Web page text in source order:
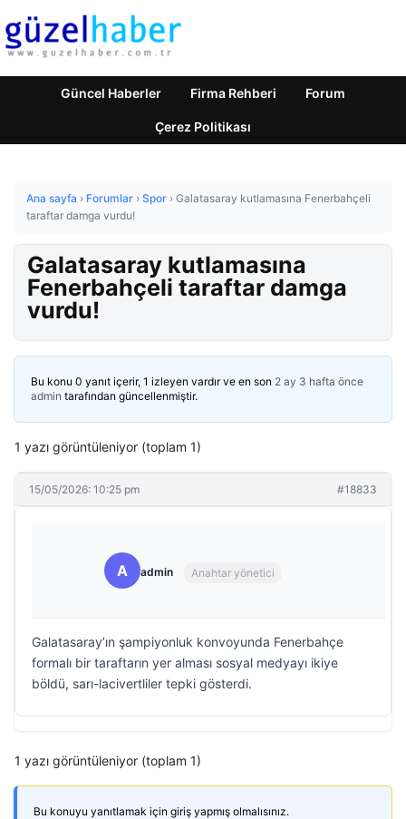
Güncel Haberler Firma Rehberi Forum
Çerez Politikası
Ana sayfa › Forumlar › Spor › Galatasaray kutlamasına Fenerbahçeli
taraftar damga vurdu!
Galatasaray kutlamasına
Fenerbahçeli taraftar damga
vurdu!
Bu konu 0 yanıt içerir, 1 izleyen vardır ve en son 2 ay 3 hafta önce
admin tarafından güncellenmiştir.
1 yazı görüntüleniyor (toplam 1)
15/05/2026: 10:25 pm #18833
A admin Anahtar yönetici
Galatasaray’ın şampiyonluk konvoyunda Fenerbahçe
formalı bir taraftarın yer alması sosyal medyayı ikiye
böldü, sarı-lacivertliler tepki gösterdi.
1 yazı görüntüleniyor (toplam 1)
Bu konuyu yanıtlamak için giriş yapmış olmalısınız.